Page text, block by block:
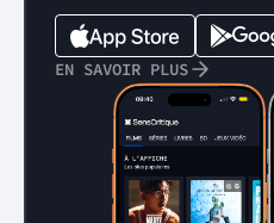
EN SAVOIR PLUS